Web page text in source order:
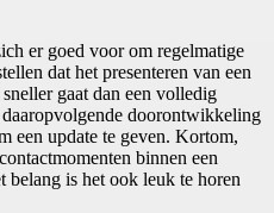
er goed voor om regelmatige
dat het presenteren van een
gaat dan een volledig
doorontwikkeling
een update te geven. Kortom,
binnen een
belang is het ook leuk te horen